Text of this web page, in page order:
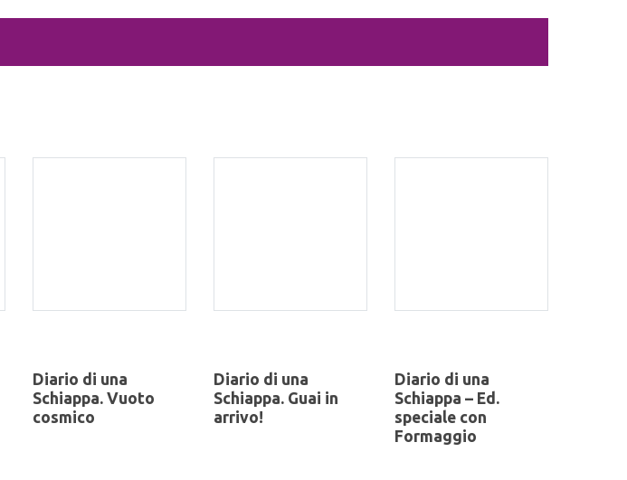
Diario di una
Schiappa. Vuoto
cosmico
Diario di una
Schiappa. Guai in
arrivo!
Diario di una
Schiappa – Ed.
speciale con
Formaggio